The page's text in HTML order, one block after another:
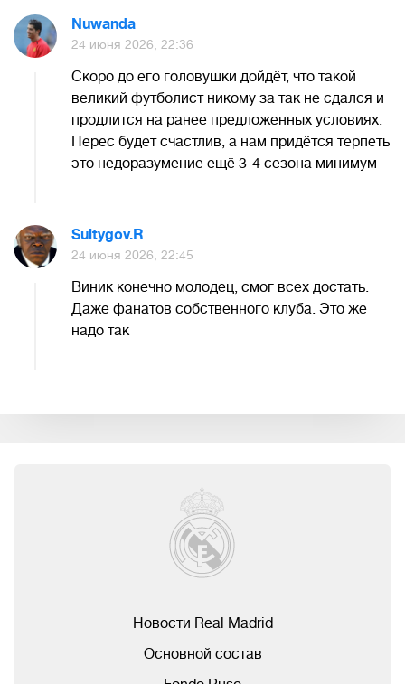
Nuwanda
24 июня 2026, 22:36
Скоро до его головушки дойдёт, что такой
великий футболист никому за так не сдался и
продлится на ранее предложенных условиях.
Перес будет счастлив, а нам придётся терпеть
это недоразумение ещё 3-4 сезона минимум
Sultygov.R
24 июня 2026, 22:45
Виник конечно молодец, смог всех достать.
Даже фанатов собственного клуба. Это же
надо так
Новости Real Madrid
Основной состав